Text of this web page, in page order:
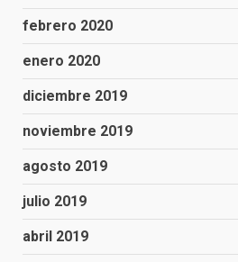
febrero 2020
enero 2020
diciembre 2019
noviembre 2019
agosto 2019
julio 2019
abril 2019